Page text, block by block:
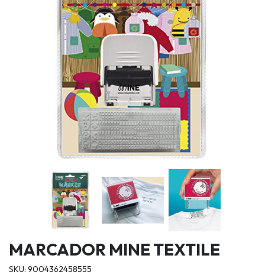
MARCADOR MINE TEXTILE
SKU: 9004362458555